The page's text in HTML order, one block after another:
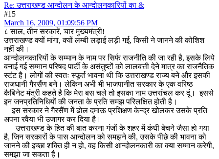
Re: उत्तराखण्ड आन्दोलन के आन्दोलनकारियों का &
#15
March 16, 2009, 01:09:56 PM
८ साल, तीन सरकारें, चार मुख्यमंत्री!
उत्तराखण्ड क्यों मांगा, क्यों लम्बी लड़ाई लड़ी गई, किसी ने जानने की कोशिश
नहीं की।
आन्दोलनकारियों के सम्मान के नाम पर सिर्फ राजनीति की जा रही है, इसके लिये
बनाई गई सम्मान परिषद पार्टी के असंतुष्टों को लालबत्ती देने मात्र का राजनैतिक
स्टंट है। लोगों की स्वतः स्फूर्त भावना थी कि उत्तराखण्ड राज्य बने और इसकी
राजधानी गैरसैंण बने। लेकिन अभी भी भाजपानीत सरकार के एक वरिष्ठ
कैबिनेट मंत्री कहते है कि मेरा बस चले तो इसका नाम उत्तरांचल कर दूं। इससे
इन जनप्रतिनिधियों की जनता के प्रति समझ परिलक्षित होती है।
इस सरकार ने गैरसैंण में ढोल दमाऊ प्रशिक्षण केन्द्र खोलकर उसके प्रति
अपना रवैया भी उजागर कर दिया है।
उत्तराखण्ड के हित की बात करना गंजों के शहर में कंघी बेचने जैसा हो गया
है, जिन सरकारों के पास आन्दोलन को समझने की, उसके पीछे की भावना को
जानने की इच्छा शक्ति ही न हो, वह किसी आन्दोलनकारी का क्या सम्मान करेगी,
समझा जा सकता है।